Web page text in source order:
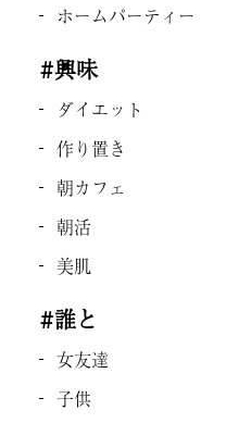
ホームパーティー
#興味
ダイエット
作り置き
朝カフェ
朝活
美肌
#誰と
女友達
子供